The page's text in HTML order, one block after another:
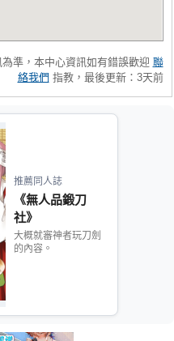
準，本中心資訊如有錯誤歡迎 聯
絡我們 指教，最後更新：3天前
推薦同人誌
《無人品鍛刀
社》
大概就審神者玩刀劍
的內容。